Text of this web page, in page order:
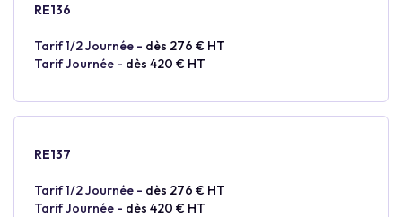
RE136
Tarif 1/2 Journée - dès 276 € HT
Tarif Journée - dès 420 € HT
RE137
Tarif 1/2 Journée - dès 276 € HT
Tarif Journée - dès 420 € HT